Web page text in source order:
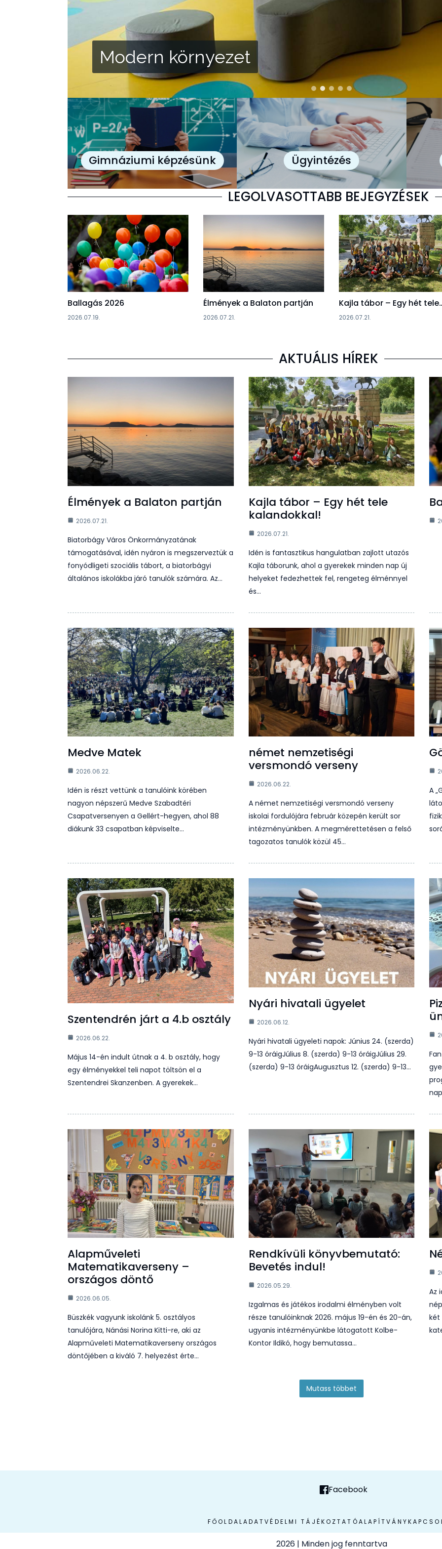
Modern környezet
Gimnáziumi képzésünk Ügyintézés
LEGOLVASOTTABB BEJEGYZÉSEK
Ballagás 2026
2026.07.19.
Élmények a Balaton partján
2026.07.21.
Kajla tábor – Egy hét
2026.07.21.
AKTUÁLIS HÍREK
Élmények a Balaton partján
2026.07.21.
Biatorbágy Város Önkormányzatának
támogatásával, idén nyáron is megszerveztük a
fonyódligeti szociális tábort, a biatorbágyi
általános iskolákba járó tanulók számára. Az…
Kajla tábor – Egy hét tele
kalandokkal!
2026.07.21.
Idén is fantasztikus hangulatban zajlott utazós
Kajla táborunk, ahol a gyerekek minden nap új
helyeket fedezhettek fel, rengeteg élménnyel
és…
Medve Matek
2026.06.22.
Idén is részt vettünk a tanulóink körében
nagyon népszerű Medve Szabadtéri
Csapatversenyen a Gellért-hegyen, ahol 88
diákunk 33 csapatban képviselte…
német nemzetiségi
versmondó verseny
2026.06.22.
A német nemzetiségi versmondó verseny
iskolai fordulójára február közepén került sor
intézményünkben. A megmérettetésen a felső
tagozatos tanulók közül 45…
A
Szentendrén járt a 4.b osztály
2026.06.22.
Május 14-én indult útnak a 4. b osztály, hogy
egy élményekkel teli napot töltsön el a
Szentendrei Skanzenben. A gyerekek…
Nyári hivatali ügyelet
2026.06.12.
Nyári hivatali ügyeleti napok: Június 24. (szerda)
9-13 óráigJúlius 8. (szerda) 9-13 óráigJúlius 29.
(szerda) 9-13 óráigAugusztus 12. (szerda) 9-13…
Alapműveleti
Matematikaverseny –
országos döntő
2026.06.05.
Büszkék vagyunk iskolánk 5. osztályos
tanulójára, Nánási Norina Kitti-re, aki az
Alapműveleti Matematikaverseny országos
döntőjében a kiváló 7. helyezést érte…
Rendkívüli könyvbemutató:
Bevetés indul!
2026.05.29.
Izgalmas és játékos irodalmi élményben volt
része tanulóinknak 2026. május 19-én és 20-án,
ugyanis intézményünkbe látogatott Kolbe-
Kontor Ildikó, hogy bemutassa…
Az
két
Mutass többet
Facebook
FŐOLDALADATVÉDELMI TÁJÉKOZTATÓALAPÍTVÁNY
2026| Minden jog fenntartva